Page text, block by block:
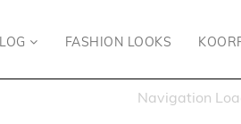
FASHION LOOKS